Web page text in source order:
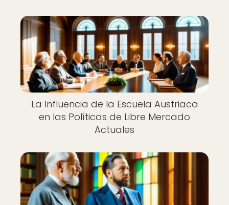
La Influencia de la Escuela Austriaca
en las Políticas de Libre Mercado
Actuales